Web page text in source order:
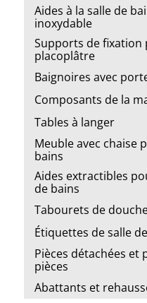
Aides à la salle de
inoxydable
Supports de fixation
placoplâtre
Baignoires avec
Composants de la
Tables à langer
Meuble avec chaise
bains
Aides extractibles
de bains
Tabourets de
Étiquettes de salle
Pièces détachées et
pièces
Abattants et